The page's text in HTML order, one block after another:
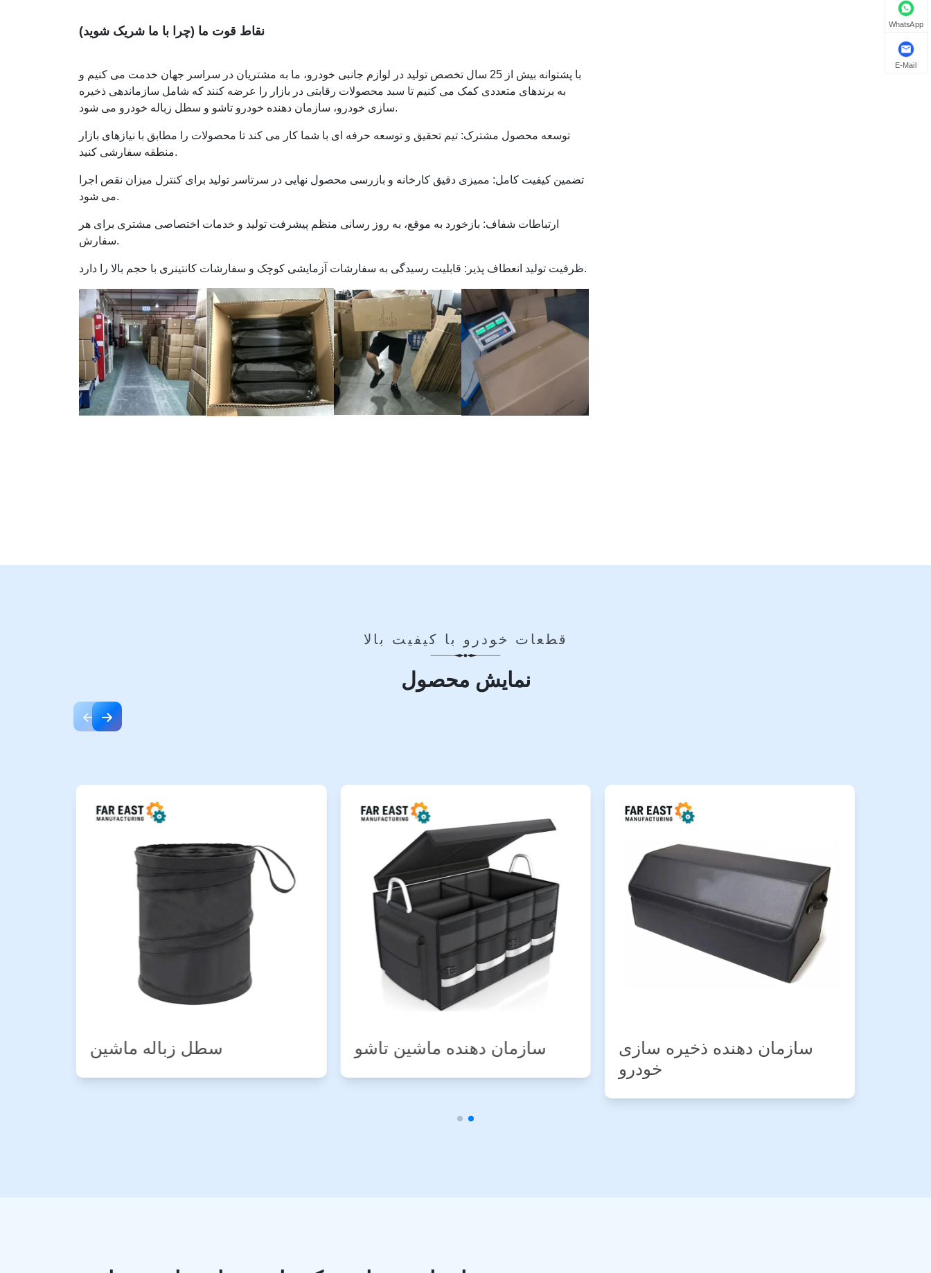
نقاط قوت ما (چرا با ما شریک شوید)
با پشتوانه بیش از 25 سال تخصص تولید در لوازم جانبی خودرو، ما به مشتریان در سراسر جهان خدمت می کنیم و
به برندهای متعددی کمک می کنیم تا سبد محصولات رقابتی در بازار را عرضه کنند که شامل سازماندهی ذخیره
سازی خودرو، سازمان دهنده خودرو تاشو و سطل زباله خودرو می شود.
توسعه محصول مشترک: تیم تحقیق و توسعه حرفه ای با شما کار می کند تا محصولات را مطابق با نیازهای بازار
منطقه سفارشی کنید.
تضمین کیفیت کامل: ممیزی دقیق کارخانه و بازرسی محصول نهایی در سرتاسر تولید برای کنترل میزان نقص اجرا
می شود.
ارتباطات شفاف: بازخورد به موقع، به روز رسانی منظم پیشرفت تولید و خدمات اختصاصی مشتری برای هر
سفارش.
ظرفیت تولید انعطاف پذیر: قابلیت رسیدگی به سفارشات آزمایشی کوچک و سفارشات کانتینری با حجم بالا را دارد.
قطعات خودرو با کیفیت بالا
نمایش محصول
سازمان دهنده ماشین صندلی
سطل زباله ماشین سازمان دهنده ماشین تاشو
WhatsApp
E-Mail